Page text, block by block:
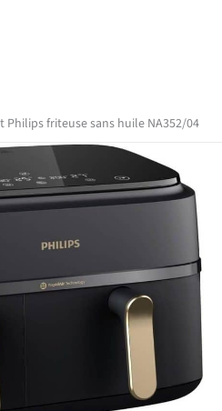
Philips friteuse sans huile NA352/04